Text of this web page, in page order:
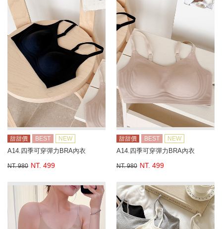
甜甜價 BEST NEW
A14.四季可穿彈力BRA內衣
NT. 980 NT. 499
甜甜價 BEST NEW
A14.四季可穿彈力BRA內衣
NT. 980 NT. 499